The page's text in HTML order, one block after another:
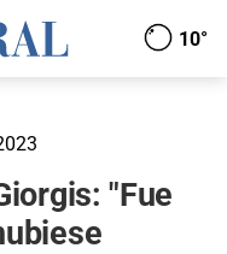
10°
"Fue